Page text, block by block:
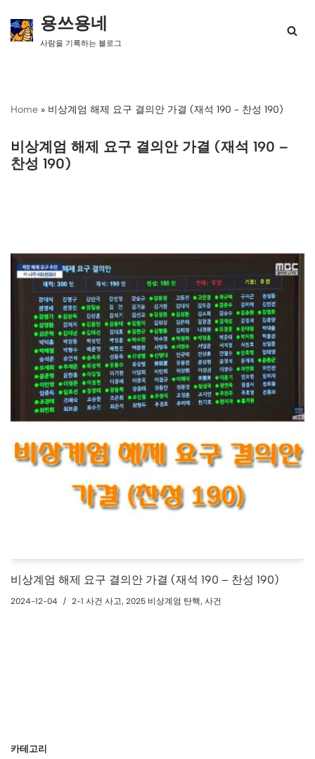
콘
너
용쓰용네
사람을 기록하는 블로그
Home » 비상계엄 해제 요구 결의안 가결 (재석 190 - 찬성 190)
비상계엄 해제 요구 결의안 가결 (재석 190 –
찬성 190)
비상계엄 해제 요구 결의안 가결 (재석 190 – 찬성 190)
2024-12-04 2-1 사건 사고, 2025 비상계엄 탄핵 , 사건
카테고리